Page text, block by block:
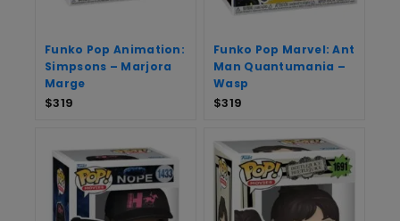
Funko Pop Animation:
Simpsons – Marjora
Marge
$319
Funko Pop Marvel: Ant
Man Quantumania –
Wasp
$319